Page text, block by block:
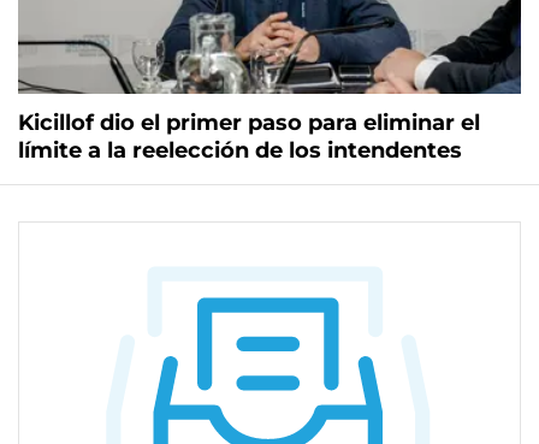
Kicillof dio el primer paso para eliminar el
límite a la reelección de los intendentes